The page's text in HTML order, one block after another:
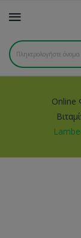
Online